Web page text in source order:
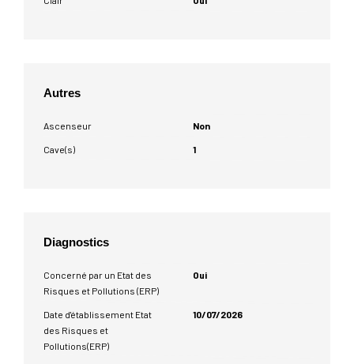
Autres
Ascenseur Non
Cave(s) 1
Diagnostics
Concerné par un Etat des
Risques et Pollutions (ERP)
Oui
Date d'établissement Etat
des Risques et
Pollutions(ERP)
10/07/2026